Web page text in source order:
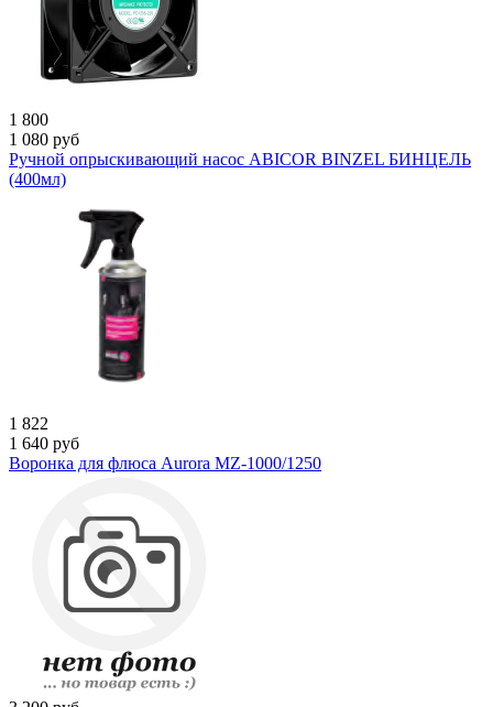
1 800
1 080 руб
Ручной опрыскивающий насос ABICOR BINZEL БИНЦЕЛЬ
(400мл)
1 822
1 640 руб
Воронка для флюса Aurora MZ-1000/1250